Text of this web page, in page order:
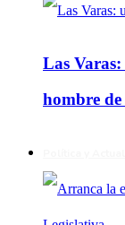
Las
hombre de